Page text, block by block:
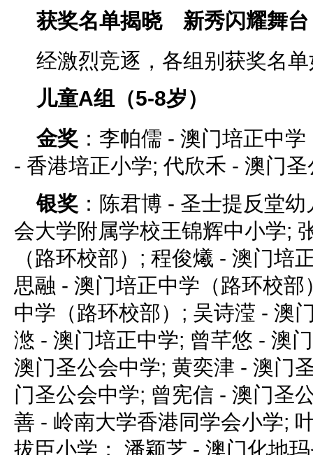
获奖名单揭晓 新秀闪耀舞台
经激烈竞逐，各组别获奖名
儿童A组（5-8岁）
金奖 ：李帕儒 - 澳门培正中
- 香港培正小学; 代欣禾 - 澳门
银奖 ：陈君博 - 圣士提反堂
会大学附属学校王锦辉中小学;
（路环校部）; 程俊爔 - 澳门培
思融 - 澳门培正中学（路环校
中学（路环校部）; 吴诗滢 - 澳
滺 - 澳门培正中学; 曾芊悠 - 澳
澳门圣公会中学; 黄奕津 - 澳门
门圣公会中学; 曾宪信 - 澳门圣
善 - 岭南大学香港同学会小学;
拔臣小学； 潘颖芝 - 澳门化地